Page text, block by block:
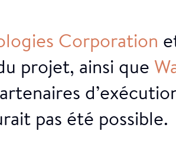
Corporation
projet, ainsi que
pas été possible.